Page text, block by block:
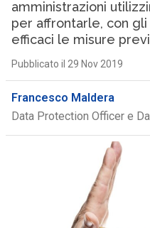
amministrazioni
per affrontarle, con
efficaci le misure
Pubblicato il 29 Nov 2019
Francesco Maldera
Data Protection Officer e